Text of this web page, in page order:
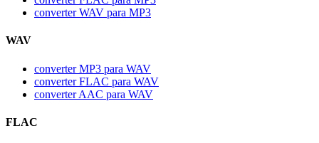
converter WAV para MP3
WAV
converter MP3 para WAV
converter FLAC para WAV
converter AAC para WAV
FLAC